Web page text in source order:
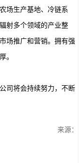
场生产基地、冷链系
射多个领域的产业整
场推广和营销。拥有强
。
司将会持续努力，不断
来源：